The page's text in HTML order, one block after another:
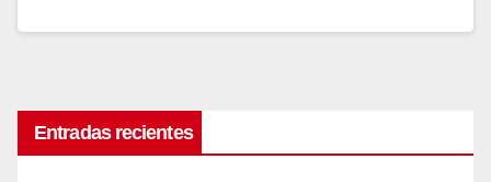
Entradas recientes